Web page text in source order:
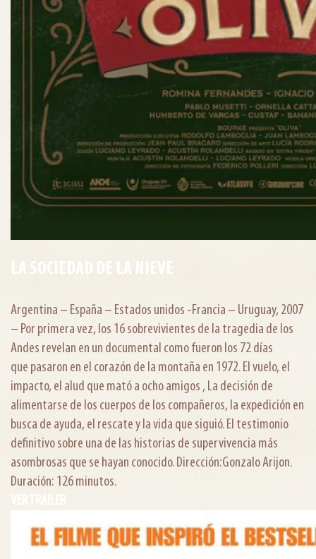
LA SOCIEDAD DE LA NIEVE
Argentina – España – Estados unidos -Francia – Uruguay, 2007
– Por primera vez, los 16 sobrevivientes de la tragedia de los
Andes revelan en un documental como fueron los 72 días
que pasaron en el corazón de la montaña en 1972. El vuelo, el
impacto, el alud que mató a ocho amigos , La decisión de
alimentarse de los cuerpos de los compañeros, la expedición en
busca de ayuda, el rescate y la vida que siguió. El testimonio
definitivo sobre una de las historias de supervivencia más
asombrosas que se hayan conocido. Dirección:Gonzalo Arijon.
Duración: 126 minutos.
VER TRAILER